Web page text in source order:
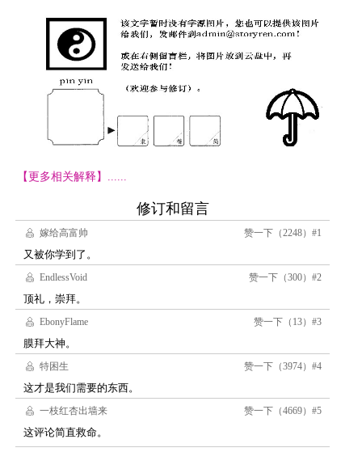
【更多相关解释】......